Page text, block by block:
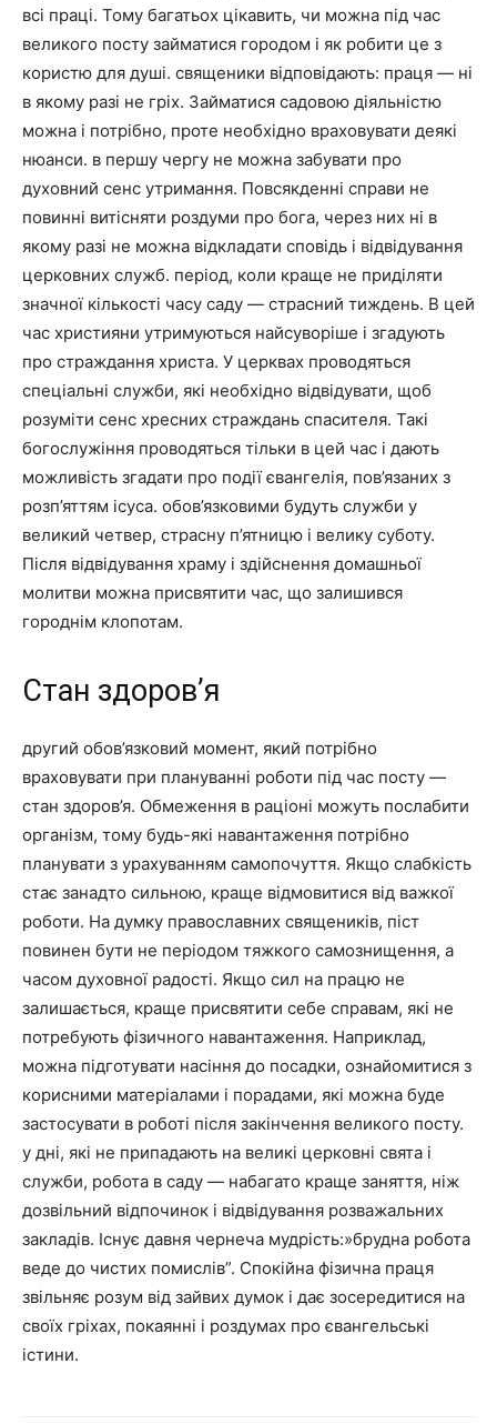
всі праці. Тому багатьох цікавить, чи можна під час
великого посту займатися городом і як робити це з
користю для душі. священики відповідають: праця — ні
в якому разі не гріх. Займатися садовою діяльністю
можна і потрібно, проте необхідно враховувати деякі
нюанси. в першу чергу не можна забувати про
духовний сенс утримання. Повсякденні справи не
повинні витісняти роздуми про бога, через них ні в
якому разі не можна відкладати сповідь і відвідування
церковних служб. період, коли краще не приділяти
значної кількості часу саду — страсний тиждень. В цей
час християни утримуються найсуворіше і згадують
про страждання христа. У церквах проводяться
спеціальні служби, які необхідно відвідувати, щоб
розуміти сенс хресних страждань спасителя. Такі
богослужіння проводяться тільки в цей час і дають
можливість згадати про події євангелія, пов’язаних з
розп’яттям ісуса. обов’язковими будуть служби у
великий четвер, страсну п’ятницю і велику суботу.
Після відвідування храму і здійснення домашньої
молитви можна присвятити час, що залишився
городнім клопотам.
Стан здоров’я
другий обов’язковий момент, який потрібно
враховувати при плануванні роботи під час посту —
стан здоров’я. Обмеження в раціоні можуть послабити
організм, тому будь-які навантаження потрібно
планувати з урахуванням самопочуття. Якщо слабкість
стає занадто сильною, краще відмовитися від важкої
роботи. На думку православних священиків, піст
повинен бути не періодом тяжкого самознищення, а
часом духовної радості. Якщо сил на працю не
залишається, краще присвятити себе справам, які не
потребують фізичного навантаження. Наприклад,
можна підготувати насіння до посадки, ознайомитися з
корисними матеріалами і порадами, які можна буде
застосувати в роботі після закінчення великого посту.
у дні, які не припадають на великі церковні свята і
служби, робота в саду — набагато краще заняття, ніж
дозвільний відпочинок і відвідування розважальних
закладів. Існує давня чернеча мудрість:»брудна робота
веде до чистих помислів”. Спокійна фізична праця
звільняє розум від зайвих думок і дає зосередитися на
своїх гріхах, покаянні і роздумах про євангельські
істини.